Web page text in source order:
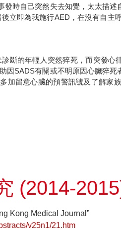
發時自己突然失去知覺，太太描
立即為我施行AED ，在沒有自主
斷的年輕人突然猝死，而突發心
因SADS有關或不明原因心臟猝死
加留意心臟的預警訊號及了解家
(2014-
Kong Medical Journal”
v25n1/21.htm